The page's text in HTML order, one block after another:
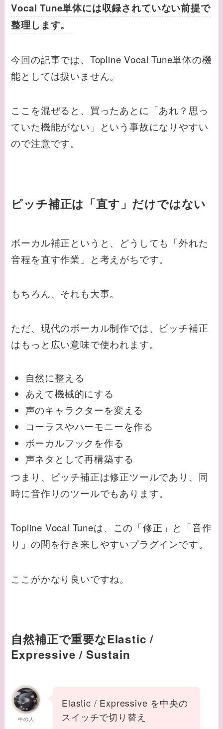
Vocal Tune単体には収録されていない前提で
整理します。
今回の記事では、Topline Vocal Tune単体の機
能としては扱いません。
ここを混ぜると、買ったあとに「あれ？思っ
ていた機能がない」という事故になりやすい
ので注意です。
ピッチ補正は「直す」だけではない
ボーカル補正というと、どうしても「外れた
音程を直す作業」と考えがちです。
もちろん、それも大事。
ただ、現代のボーカル制作では、ピッチ補正
はもっと広い意味で使われます。
自然に整える
あえて機械的にする
声のキャラクターを変える
コーラスやハーモニーを作る
ボーカルフックを作る
声ネタとして再構築する
つまり、ピッチ補正は修正ツールであり、同
時に音作りのツールでもあります。
Topline Vocal Tuneは、この「修正」と「音作
り」の間を行き来しやすいプラグインです。
ここがかなり良いですね。
自然補正で重要なElastic /
Expressive / Sustain
中の人
Elastic / Expressive を中央の
スイッチで切り替え